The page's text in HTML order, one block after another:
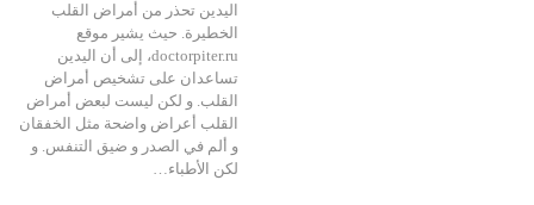
اليدين تحذر من أمراض القلب
الخطيرة. حيث يشير موقع
doctorpiter.ru، إلى أن اليدين
تساعدان على تشخيص أمراض
القلب. و لكن ليست لبعض أمراض
القلب أعراض واضحة مثل الخفقان
و ألم في الصدر و ضيق التنفس. و
لكن الأطباء…